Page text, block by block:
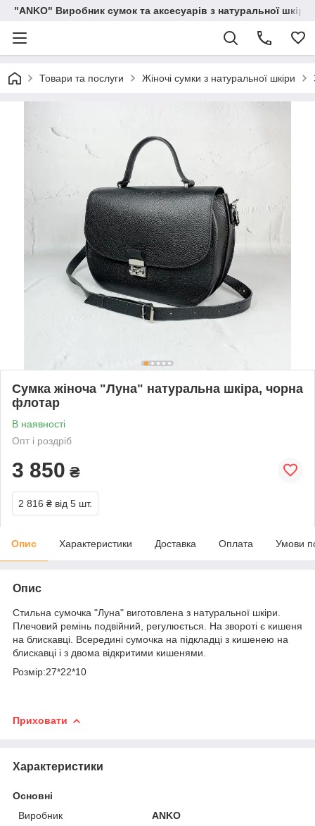
"ANKO" Виробник сумок та аксесуарів з натуральної шкіри.
Товари та послуги Жіночі сумки з натуральної шкіри
Сумка жіноча "Луна" натуральна шкіра, чорна
флотар
В наявності
Опт і роздріб
3 850 ₴
2 816 ₴ від 5 шт.
Опис Характеристики Доставка Оплата Умови
Опис
Стильна сумочка "Луна" виготовлена з натуральної шкіри.
Плечовий ремінь подвійний, регулюється. На звороті є кишеня
на блискавці. Всередині сумочка на підкладці з кишенею на
блискавці і з двома відкритими кишенями.
Розмір:27*22*10
Приховати
Характеристики
Основні
Виробник
ANKO